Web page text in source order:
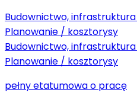
Budownictwo,
Planowanie / kosztorysy
Budownictwo,
Planowanie / kosztorysy
pełny etatumowa o pracę